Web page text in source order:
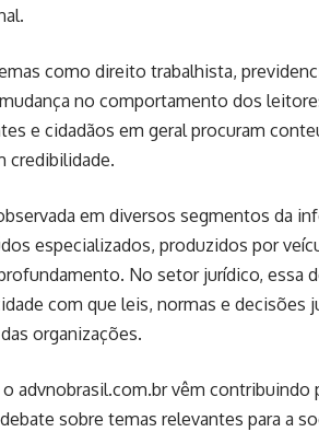
como direito trabalhista,
no comportamento dos
e cidadãos em geral procuram
credibilidade.
em diversos segmentos da
especializados, produzidos por
No setor jurídico, essa
com que leis, normas e decisões
organizações.
advnobrasil.com.br vêm contribuindo
sobre temas relevantes para a